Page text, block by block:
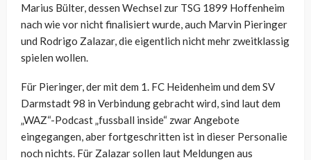
Marius Bülter, dessen Wechsel zur TSG 1899 Hoffenheim
nach wie vor nicht finalisiert wurde, auch Marvin Pieringer
und Rodrigo Zalazar, die eigentlich nicht mehr zweitklassig
spielen wollen.
Für Pieringer, der mit dem 1. FC Heidenheim und dem SV
Darmstadt 98 in Verbindung gebracht wird, sind laut dem
„WAZ“-Podcast „fussball inside“ zwar Angebote
eingegangen, aber fortgeschritten ist in dieser Personalie
noch nichts. Für Zalazar sollen laut Meldungen aus